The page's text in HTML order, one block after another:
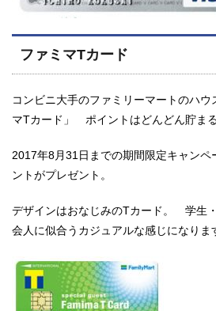
ファミマTカード
コンビニ大手のファミリーマートのハウ
マTカード」 ポイントはどんどん貯ま
2017年8月31日までの期間限定キャンペ
ントがプレゼント。
デザインはおなじみのTカード。 学生
会人に似合うカジュアルな感じになりま